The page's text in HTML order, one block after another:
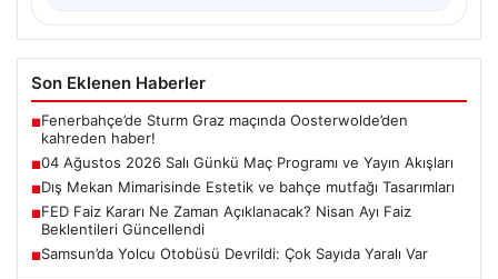
Son Eklenen Haberler
■Fenerbahçe’de Sturm Graz maçında Oosterwolde’den
kahreden haber!
■04 Ağustos 2026 Salı Günkü Maç Programı ve Yayın Akışları
■Dış Mekan Mimarisinde Estetik ve bahçe mutfağı Tasarımları
■FED Faiz Kararı Ne Zaman Açıklanacak? Nisan Ayı Faiz
Beklentileri Güncellendi
■Samsun’da Yolcu Otobüsü Devrildi: Çok Sayıda Yaralı Var